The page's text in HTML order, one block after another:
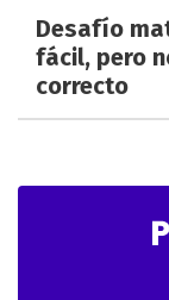
Desafío
fácil, pero
correcto